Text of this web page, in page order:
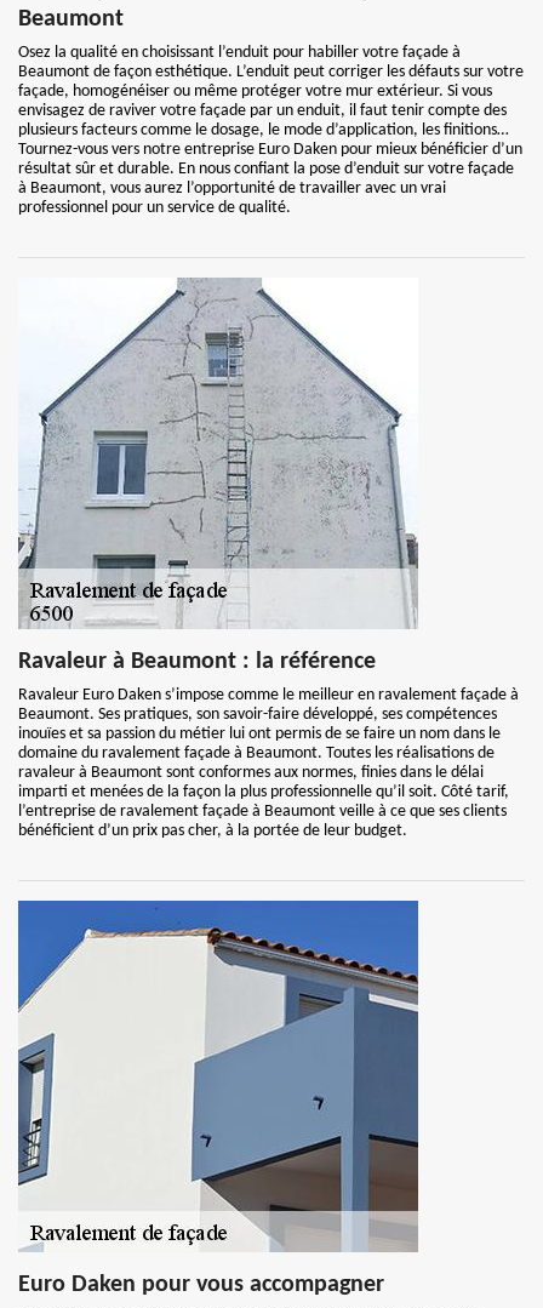
Beaumont
Osez la qualité en choisissant l’enduit pour habiller votre façade à
Beaumont de façon esthétique. L’enduit peut corriger les défauts sur votre
façade, homogénéiser ou même protéger votre mur extérieur. Si vous
envisagez de raviver votre façade par un enduit, il faut tenir compte des
plusieurs facteurs comme le dosage, le mode d’application, les finitions…
Tournez-vous vers notre entreprise Euro Daken pour mieux bénéficier d’un
résultat sûr et durable. En nous confiant la pose d’enduit sur votre façade
à Beaumont, vous aurez l’opportunité de travailler avec un vrai
professionnel pour un service de qualité.
Ravaleur à Beaumont : la référence
Ravaleur Euro Daken s’impose comme le meilleur en ravalement façade à
Beaumont. Ses pratiques, son savoir-faire développé, ses compétences
inouïes et sa passion du métier lui ont permis de se faire un nom dans le
domaine du ravalement façade à Beaumont. Toutes les réalisations de
ravaleur à Beaumont sont conformes aux normes, finies dans le délai
imparti et menées de la façon la plus professionnelle qu’il soit. Côté tarif,
l’entreprise de ravalement façade à Beaumont veille à ce que ses clients
bénéficient d’un prix pas cher, à la portée de leur budget.
Euro Daken pour vous accompagner